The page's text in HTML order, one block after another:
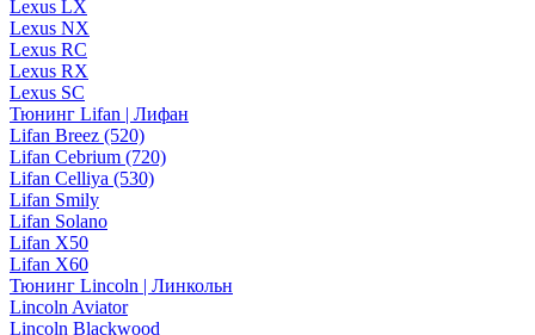
Lexus LX
Lexus NX
Lexus RC
Lexus RX
Lexus SC
Тюнинг Lifan | Лифан
Lifan Breez (520)
Lifan Cebrium (720)
Lifan Celliya (530)
Lifan Smily
Lifan Solano
Lifan X50
Lifan X60
Тюнинг Lincoln | Линкольн
Lincoln Aviator
Lincoln Blackwood